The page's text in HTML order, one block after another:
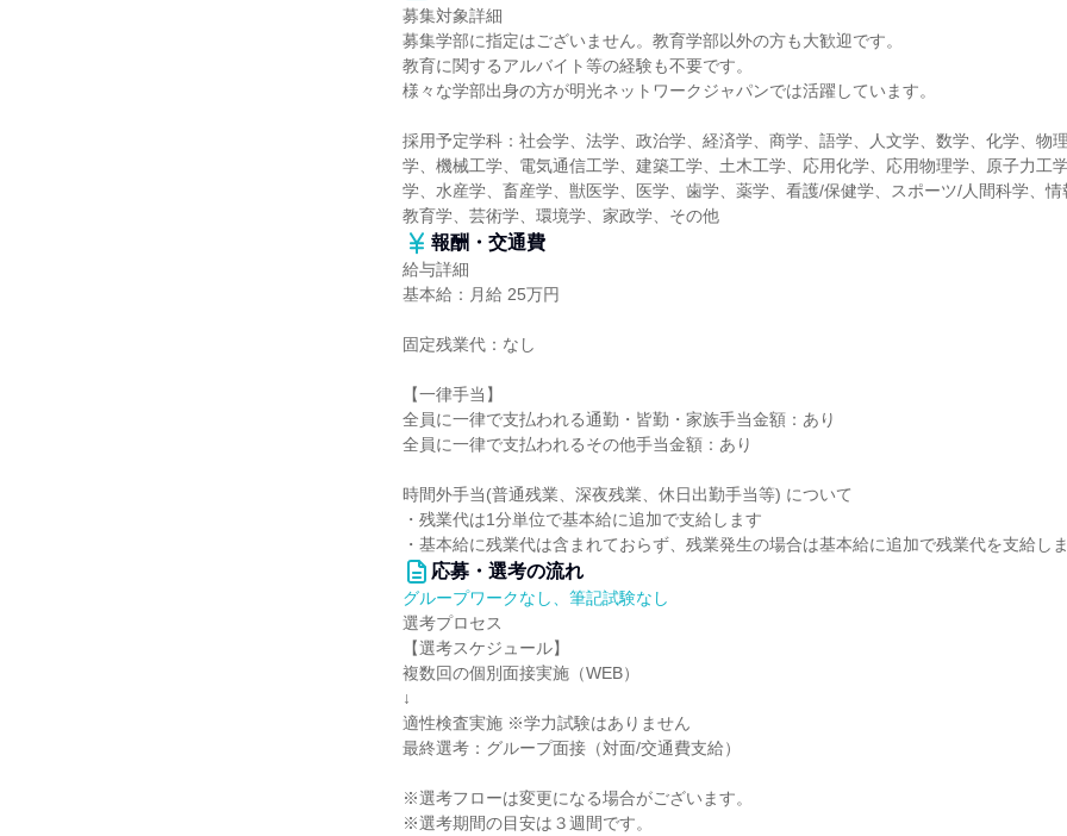
募集対象詳細
募集学部に指定はございません。教育学部以外の方も大歓迎です。
教育に関するアルバイト等の経験も不要です。
様々な学部出身の方が明光ネットワークジャパンでは活躍しています。
採用予定学科：社会学、法学、政治学、経済学、商学、語学、人文学、数学、化学、物
学、機械工学、電気通信工学、建築工学、土木工学、応用化学、応用物理学、原子力工
学、水産学、畜産学、獣医学、医学、歯学、薬学、看護/保健学、スポーツ/人間科学、情
教育学、芸術学、環境学、家政学、その他
報酬・交通費
給与詳細
基本給：月給 25万円
固定残業代：なし
【一律手当】
全員に一律で支払われる通勤・皆勤・家族手当金額：あり
全員に一律で支払われるその他手当金額：あり
時間外手当(普通残業、深夜残業、休日出勤手当等) について
・残業代は1分単位で基本給に追加で支給します
・基本給に残業代は含まれておらず、残業発生の場合は基本給に追加で残業代を支給し
応募・選考の流れ
グループワークなし、筆記試験なし
選考プロセス
【選考スケジュール】
複数回の個別面接実施（WEB）
↓
適性検査実施 ※学力試験はありません
最終選考：グループ面接（対面/交通費支給）
※選考フローは変更になる場合がございます。
※選考期間の目安は３週間です。